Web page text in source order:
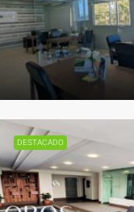
DESTACADO